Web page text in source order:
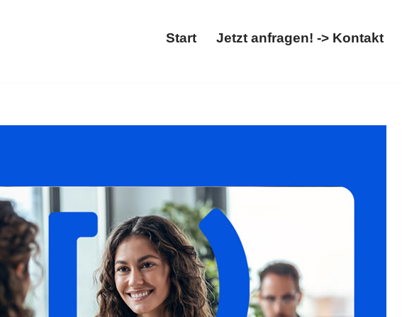
Start Jetzt anfragen! -> Kontakt
freuen uns auf auf Ihren Auftrag ✉.